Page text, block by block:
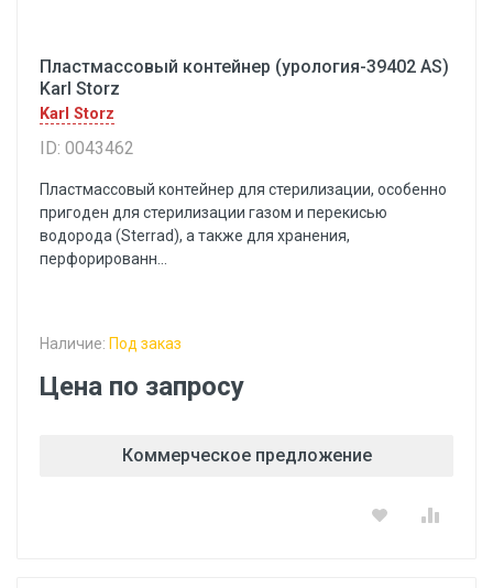
Пластмассовый контейнер (урология-39402 AS)
Karl Storz
Karl Storz
ID: 0043462
Пластмассовый контейнер для стерилизации, особенно
пригоден для стерилизации газом и перекисью
водорода (Sterrad), а также для хранения,
перфорированн...
Наличие: Под заказ
Цена по запросу
Коммерческое предложение